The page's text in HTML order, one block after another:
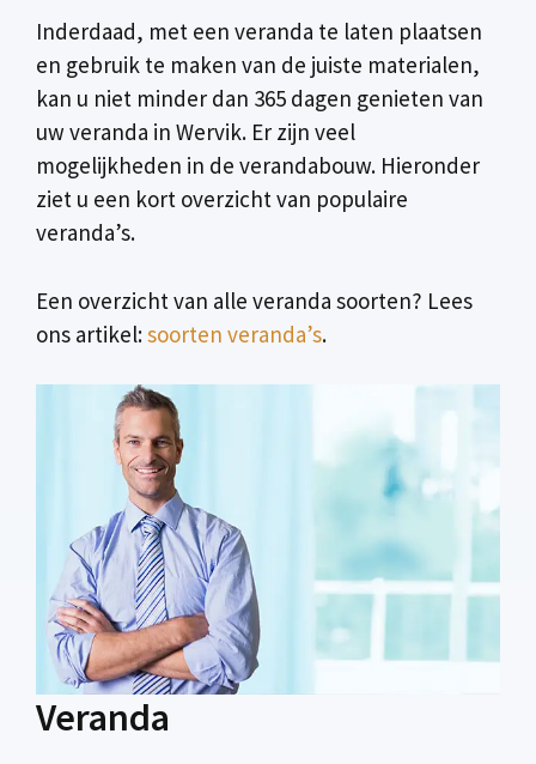
Inderdaad, met een veranda te laten plaatsen
en gebruik te maken van de juiste materialen,
kan u niet minder dan 365 dagen genieten van
uw veranda in Wervik. Er zijn veel
mogelijkheden in de verandabouw. Hieronder
ziet u een kort overzicht van populaire
veranda’s.
Een overzicht van alle veranda soorten? Lees
ons artikel:soorten veranda’s.
Veranda